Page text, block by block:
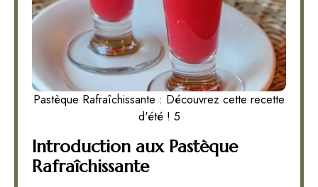
Pastèque Rafraîchissante : Découvrez cette recette
d'été ! 5
Introduction aux Pastèque
Rafraîchissante